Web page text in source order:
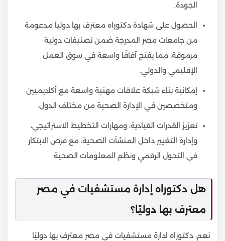
الجودة.
الحصول على شهادة دكتوراه معترف بها دوليا مدعومة
من جامعات مصر المدرجة ضمن تصنيفات دولية
مرموقة، مما يفتح آفاقًا واسعة في سوق العمل
الإقليمي والدولي.
إمكانية بناء شبكة علاقات مهنية واسعة مع أكاديميين
ومتخصصين في الإدارة الصحية من مختلف الدول.
تعزيز القدرات القيادية، ومهارات التخطيط الاستراتيجي،
وإدارة التغيير داخل المنشآت الصحية، مع فرص الابتكار
في التحول الرقمي ونظم المعلومات الصحية.
هل دكتوراه إدارة مستشفيات في مصر
معترف بها دوليًا؟
نعم، دكتوراه ادارة مستشفيات في مصر معترف بها دوليًا